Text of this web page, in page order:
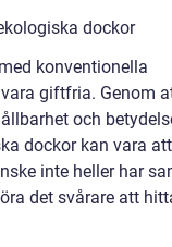
dockor
konventionella
giftfria. Genom
och
dockor kan vara
inte heller har
det svårare att